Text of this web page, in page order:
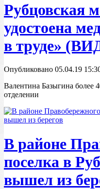
Рубцовская
удостоена
в труде»
Опубликовано 05.04.19
Валентина Базыгина более
отделении
В районе
поселка в
вышел из